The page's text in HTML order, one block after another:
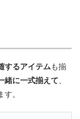
するアイテム も揃
緒に一式揃えて
。